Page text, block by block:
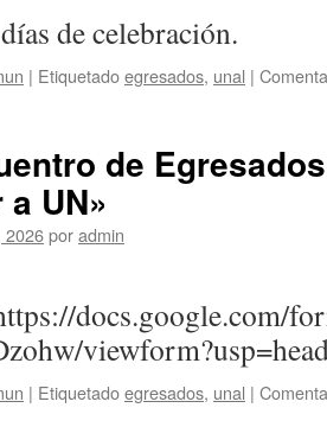
de celebración.
| Etiquetadoegresados, unal |
de
UN»
2026poradmin
docs.google.com/
| Etiquetadoegresados, unal |